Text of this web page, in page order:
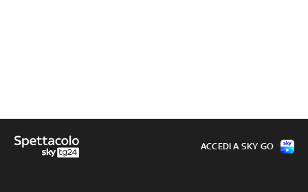
ACCEDI A SKY GO